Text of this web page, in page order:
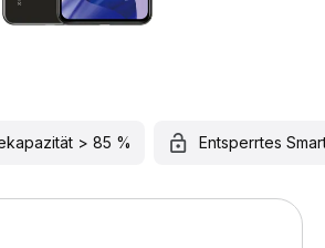
> 85 % Entsperrtes